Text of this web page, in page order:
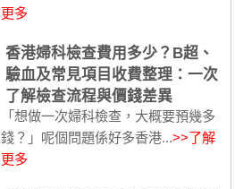
更多
香港婦科檢查費用多少？B超、
驗血及常見項目收費整理：一次
了解檢查流程與價錢差異
「想做一次婦科檢查，大概要預幾多
錢？」呢個問題係好多香港...>>了解
更多